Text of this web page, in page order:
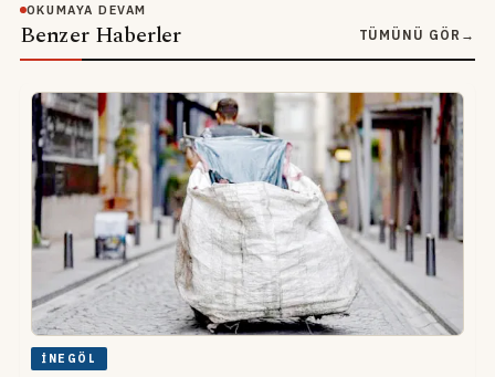
OKUMAYA DEVAM
Benzer Haberler TÜMÜNÜ GÖR →
İNEGÖL